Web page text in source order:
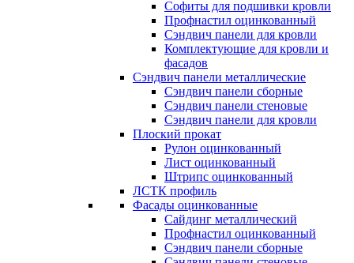
Софиты для подшивки кровли
Профнастил оцинкованный
Сэндвич панели для кровли
Комплектующие для кровли и
фасадов
Сэндвич панели металлические
Сэндвич панели сборные
Сэндвич панели стеновые
Сэндвич панели для кровли
Плоский прокат
Рулон оцинкованный
Лист оцинкованный
Штрипс оцинкованный
ЛСТК профиль
Фасады оцинкованные
Сайдинг металлический
Профнастил оцинкованный
Сэндвич панели сборные